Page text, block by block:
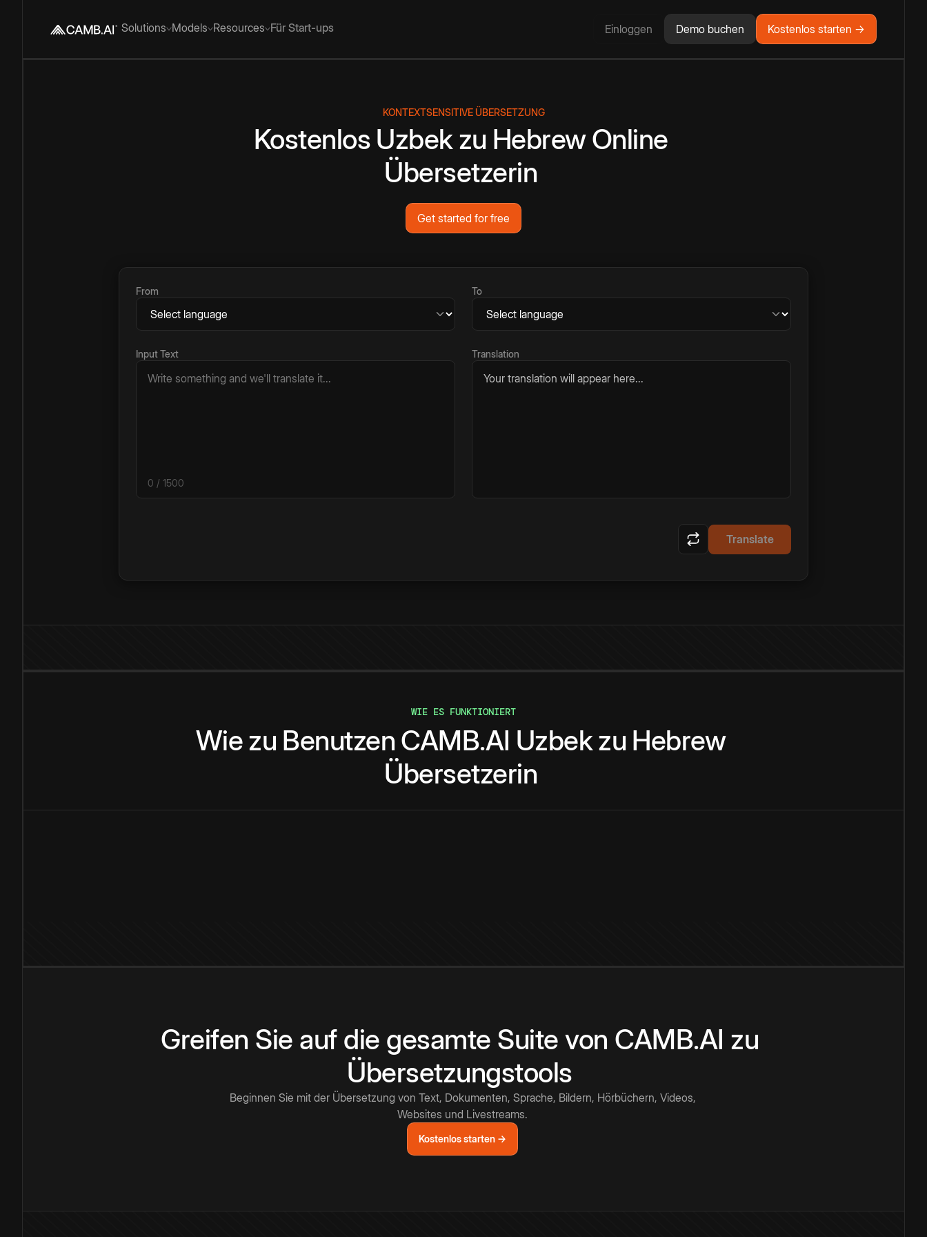
Solutions Models Resources Für Start-ups Einloggen Demo buchen Kostenlos starten →
KONTEXTSENSITIVE ÜBERSETZUNG
Kostenlos Uzbekzu HebrewOnline
Übersetzerin
Get started for free
From To
Input Text
0 / 1500
Translation
Your translation will appear here...
Translate
WIE ES FUNKTIONIERT
Wiezu Benutzen CAMB.AI Uzbekzu Hebrew
Übersetzerin
Greifen Sie auf die gesamte Suite von CAMB.AI zu
Übersetzungstools
Beginnen Sie mit der Übersetzung von Text, Dokumenten, Sprache, Bildern, Hörbüchern, Videos,
Websites und Livestreams.
Kostenlos starten →